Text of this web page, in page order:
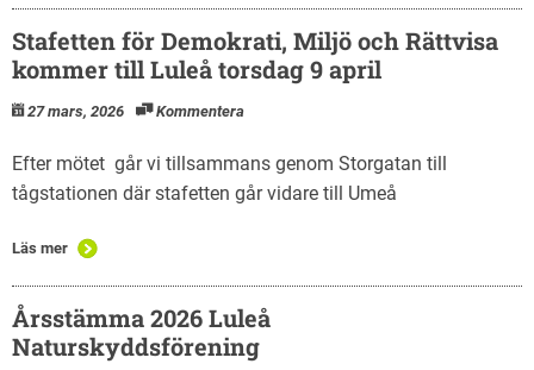
Stafetten för Demokrati, Miljö och Rättvisa
kommer till Luleå torsdag 9 april
27 mars, 2026 Kommentera
Efter mötet går vi tillsammans genom Storgatan till
tågstationen där stafetten går vidare till Umeå
Läs mer
Årsstämma 2026 Luleå
Naturskyddsförening